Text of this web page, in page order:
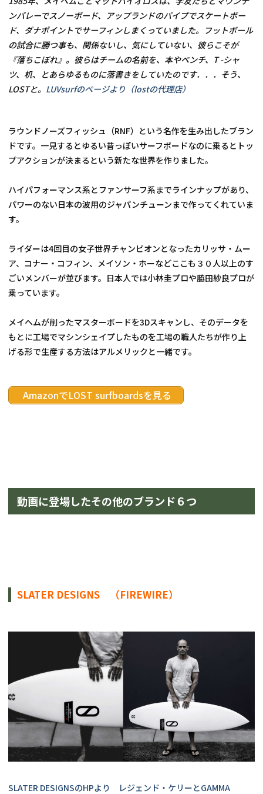
ンバレーでスノーボード、アップランドのパイプでスケートボー
ド、ダナポイントでサーフィンしまくっていました。フットボール
の試合に勝つ事も、関係ないし、気にしていない、彼らこそが
『落ちこぼれ』。彼らはチームの名前を、本やベンチ、T -シャ
ツ、机、とあらゆるものに落書きをしていたのです．．．そう、
LOSTと。 LUVsurfのページより（lostの代理店）
ラウンドノーズフィッシュ（RNF）という名作を生み出したブラン
ドです。一見するとゆるい昔っぽいサーフボードなのに乗るとトッ
プアクションが決まるという新たな世界を作りました。
ハイパフォーマンス系とファンサーフ系までラインナップがあり、
パワーのない日本の波用のジャパンチューンまで作ってくれていま
す。
ライダーは4回目の女子世界チャンピオンとなったカリッサ・ムー
ア、コナー・コフィン、メイソン・ホーなどここも３０人以上のす
ごいメンバーが並びます。日本人では小林圭プロや脇田紗良プロが
乗っています。
メイヘムが削ったマスターボードを3Dスキャンし、そのデータを
もとに工場でマシンシェイプしたものを工場の職人たちが作り上
げる形で生産する方法はアルメリックと一緒です。
AmazonでLOST surfboardsを見る
動画に登場したその他のブランド６つ
SLATER DESIGNS　（FIREWIRE）
SLATER DESIGNSのHPより　レジェンド・ケリーとGAMMA